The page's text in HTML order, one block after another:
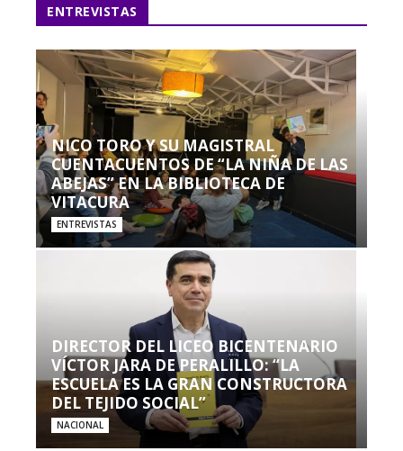
ENTREVISTAS
NICO TORO Y SU MAGISTRAL
CUENTACUENTOS DE “LA NIÑA DE LAS
ABEJAS” EN LA BIBLIOTECA DE
VITACURA
ENTREVISTAS
DIRECTOR DEL LICEO BICENTENARIO
VÍCTOR JARA DE PERALILLO: “LA
ESCUELA ES LA GRAN CONSTRUCTORA
DEL TEJIDO SOCIAL”
NACIONAL